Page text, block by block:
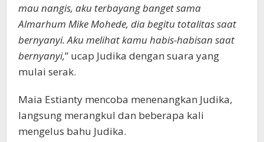
mau nangis, aku terbayang banget sama
Almarhum Mike Mohede, dia begitu totalitas saat
bernyanyi. Aku melihat kamu habis-habisan saat
bernyanyi,” ucap Judika dengan suara yang
mulai serak.
Maia Estianty mencoba menenangkan Judika,
langsung merangkul dan beberapa kali
mengelus bahu Judika.